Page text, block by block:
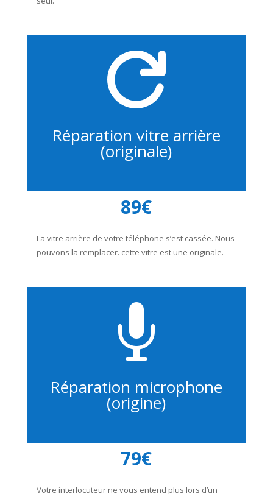

Réparation vitre arrière
(originale)
89€
La vitre arrière de votre téléphone s’est cassée. Nous
pouvons la remplacer. cette vitre est une originale.

Réparation microphone
(origine)
79€
Votre interlocuteur ne vous entend plus lors d’un